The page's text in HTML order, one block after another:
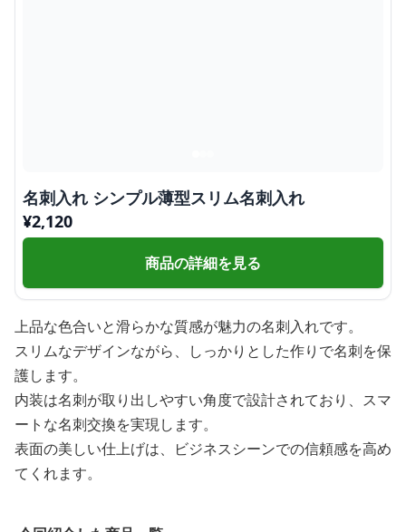
名刺入れ シンプル薄型スリム名刺入れ
¥2,120
商品の詳細を見る
上品な色合いと滑らかな質感が魅力の名刺入れです。
スリムなデザインながら、しっかりとした作りで名刺を保
護します。
内装は名刺が取り出しやすい角度で設計されており、スマ
ートな名刺交換を実現します。
表面の美しい仕上げは、ビジネスシーンでの信頼感を高め
てくれます。